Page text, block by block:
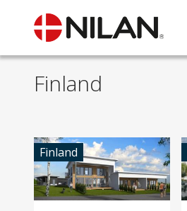
Finland
Finland